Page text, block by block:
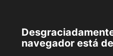
navegador está